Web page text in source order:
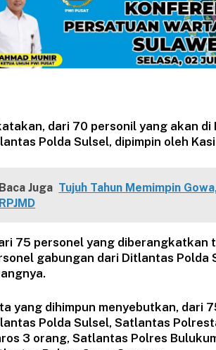
dari 70 personil yang akan
Polda Sulsel, dipimpin oleh
Baca Juga Tujuh Tahun Memimpin
RPJMD
75 personel yang diberangkatkan
gabungan dari Ditlantas Polda
yang dihimpun menyebutkan, dari
Polda Sulsel, Satlantas
3 orang, Satlantas Polres